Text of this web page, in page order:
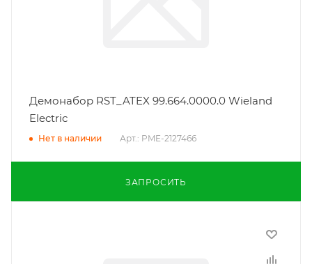
Демонабор RST_ATEX 99.664.0000.0 Wieland
Electric
Нет в наличии Арт.: PME-2127466
ЗАПРОСИТЬ